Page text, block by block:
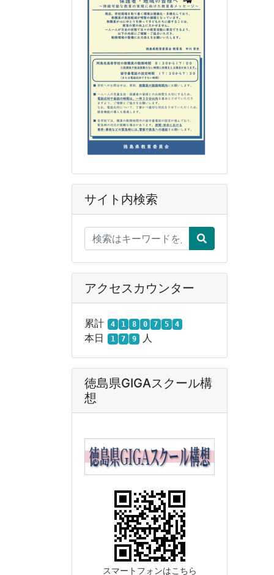
サイト内検索
アクセスカウンター
累計 4 1 8 0 7 5 4
本日 1 7 9 人
徳島県GIGAスクール構
想
スマートフォンはこちら